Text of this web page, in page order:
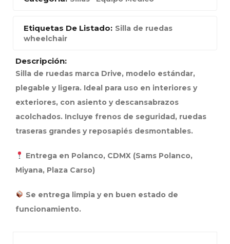
Etiquetas De Listado: Silla de ruedas
wheelchair
Descripción:
Silla de ruedas marca Drive, modelo estándar,
plegable y ligera. Ideal para uso en interiores y
exteriores, con asiento y descansabrazos
acolchados. Incluye frenos de seguridad, ruedas
traseras grandes y reposapiés desmontables.
Entrega en Polanco, CDMX (Sams Polanco,
Miyana, Plaza Carso)
Se entrega limpia y en buen estado de
funcionamiento.